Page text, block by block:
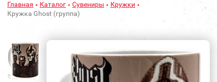
Главная Каталог Сувениры
Кружки
Кружка Ghost (группа)